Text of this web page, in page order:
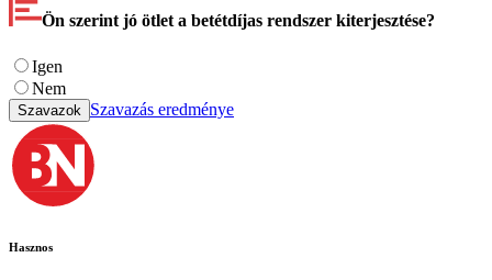
Ön szerint jó ötlet a betétdíjas rendszer kiterjesztése?
Igen
Nem
Szavazok Szavazás eredménye
Hasznos